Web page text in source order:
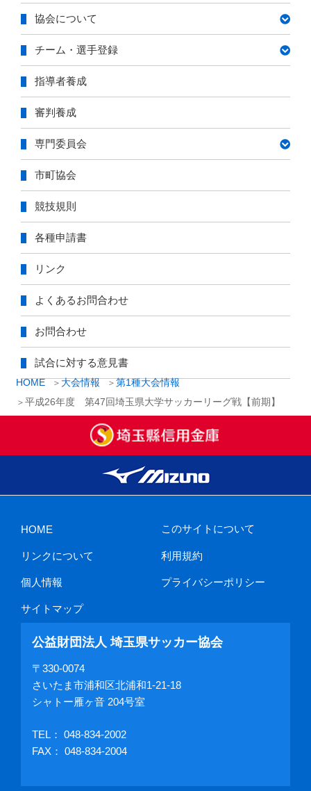
HOME 大会情報
第1種大会情報
平成26年度 第47回埼玉県大学サッカーリーグ戦【前期】
リ
協会について
チーム・選手登録
指導者養成
審判養成
専門委員会
市町協会
競技規則
各種申請書
リンク
よくあるお問合わせ
お問合わせ
試合に対する意見書
HOME このサイトについて
リンクについて 利用規約
個人情報 プライバシーポリシー
サイトマップ
公益財団法人 埼玉県サッカー協会
〒330-0074
さいたま市浦和区北浦和1-21-18
シャトー雁ヶ音 204号室
TEL： 048-834-2002
FAX： 048-834-2004